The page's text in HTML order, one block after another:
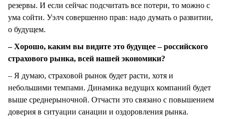
резервы. И если сейчас подсчитать все потери, то можно с
ума сойти. Уэлч совершенно прав: надо думать о развитии,
о будущем.
– Хорошо, каким вы видите это будущее – российского
страхового рынка, всей нашей экономики?
– Я думаю, страховой рынок будет расти, хотя и
небольшими темпами. Динамика ведущих компаний будет
выше среднерыночной. Отчасти это связано с повышением
доверия в ситуации санации и оздоровления рынка.